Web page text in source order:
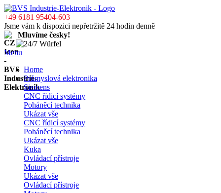
+49 6181 95404-603
Jsme vám k dispozici nepřetržitě 24 hodin denně
Mluvíme česky!
Menu
Home
Průmyslová elektronika
Siemens
CNC řídicí systémy
Poháněcí technika
Ukázat vše
CNC řídicí systémy
Poháněcí technika
Ukázat vše
Kuka
Ovládací přístroje
Motory
Ukázat vše
Ovládací přístroje